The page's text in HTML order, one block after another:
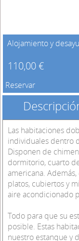
Alojamiento y
110,00 €
Reservar
Las habitaciones
individuales dentro
Disponen de
dormitorio, cuarto
americana.
platos, cubiertos y
aire acondicionado
Todo para que su
posible. Estas
nuestro estanque y